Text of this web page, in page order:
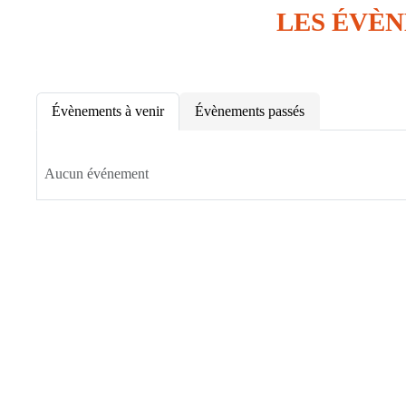
LES
Évènements à venir Évènements passés
Aucun événement